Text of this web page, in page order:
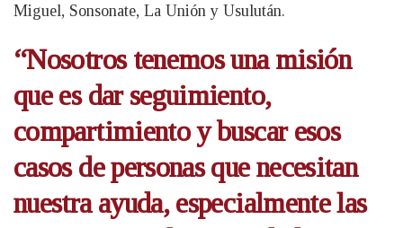
Miguel, Sonsonate, La Unión y Usulután.
“Nosotros tenemos una misión
que es dar seguimiento,
compartimiento y buscar esos
casos de personas que necesitan
nuestra ayuda, especialmente las